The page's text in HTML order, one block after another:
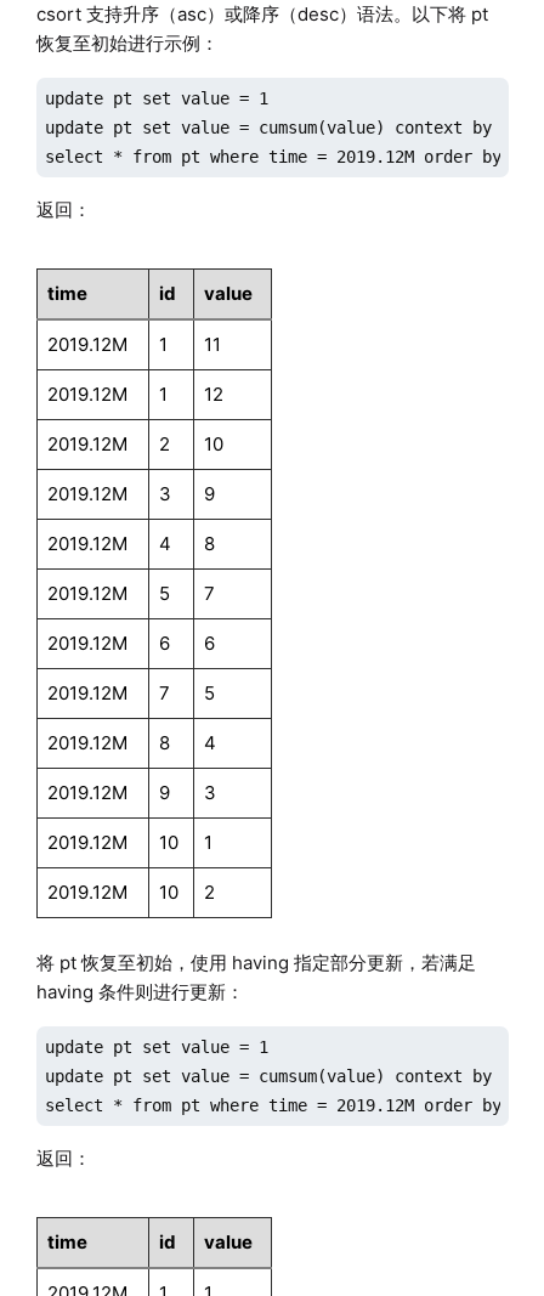
csort 支持升序（asc）或降序（desc）语法。以下将 pt
恢复至初始进行示例：
update pt set value = 1
update pt set value = cumsum(value) context by
select * from pt where time = 2019.12M order by
返回：
time id value
2019.12M 1 11
2019.12M 1 12
2019.12M 2 10
2019.12M 3 9
2019.12M 4 8
2019.12M 5 7
2019.12M 6 6
2019.12M 7 5
2019.12M 8 4
2019.12M 9 3
2019.12M 10 1
2019.12M 10 2
将 pt 恢复至初始，使用 having 指定部分更新，若满足
having 条件则进行更新：
update pt set value = 1
update pt set value = cumsum(value) context by
select * from pt where time = 2019.12M order by
返回：
time id value